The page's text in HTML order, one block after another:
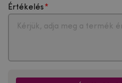
Értékelés